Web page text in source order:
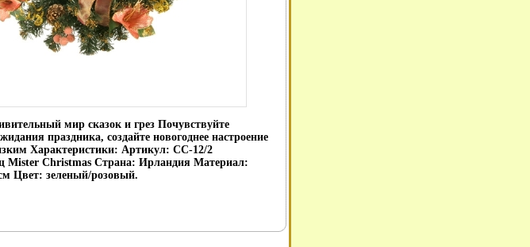
мир сказок и грез Почувствуйте
праздника, создайте новогоднее настроение
Характеристики: Артикул: СС-12/2
Mister Christmas Страна: Ирландия Материал:
Цвет: зеленый/розовый.